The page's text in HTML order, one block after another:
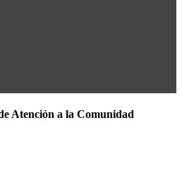
Atención a la Comunidad